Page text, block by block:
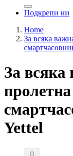
Подкрепи ни
Home
За всяка
За
Yettel